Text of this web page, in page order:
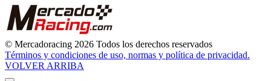
© Mercadoracing 2026 Todos los derechos reservados
Términos y condiciones de uso, normas y política de privacidad.
VOLVER ARRIBA